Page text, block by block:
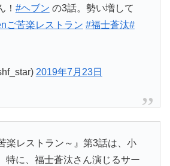
！ #ヘブン の3話。勢い増して
ご苦楽レストラン #福士蒼汰#
2019年7月23日
楽レストラン～』第3話は、小
特に、福士蒼汰さん演じるサー